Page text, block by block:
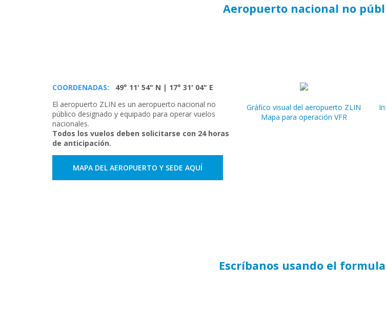
Aeropuerto nacional no
COORDENADAS:
49° 11' 54" N | 17° 31' 04" E
El aeropuerto ZLIN es un aeropuerto nacional no
público designado y equipado para operar vuelos
nacionales.
Todos los vuelos deben solicitarse con 24 horas
de anticipación.
MAPA DEL AEROPUERTO Y SEDE AQUÍ
Gráfico visual del aeropuerto ZLIN
Mapa para operación VFR
Escríbanos usando el